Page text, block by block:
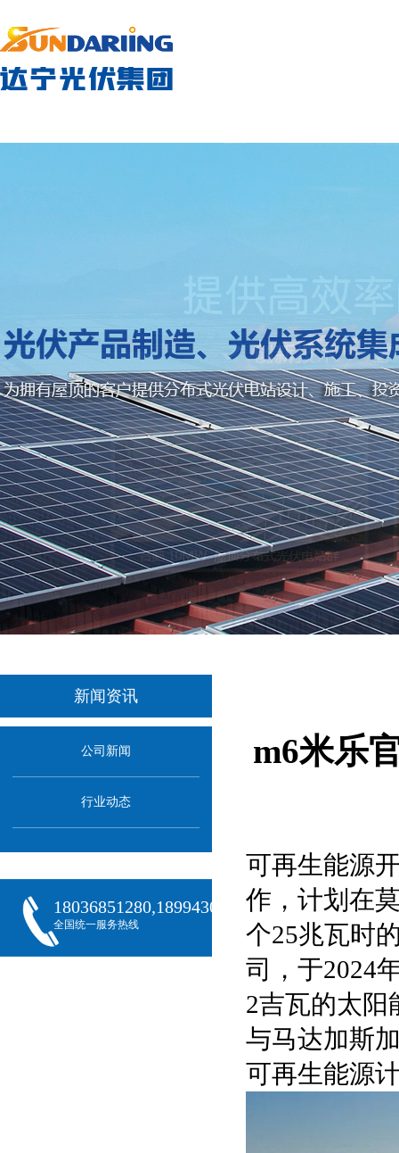
新闻资讯
公司新闻
行业动态
18036851280,18994301288,18068407382
全国统一服务热线
m6米乐
可再生能源
作，计划在
个25兆瓦时
司，于2024
2吉瓦的太阳
与马达加斯
可再生能源